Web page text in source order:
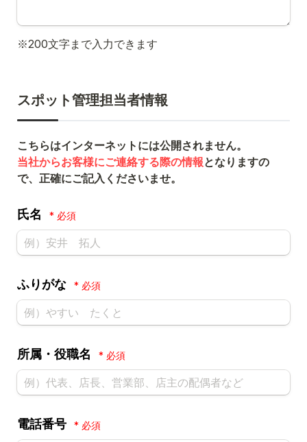
※200文字まで入力できます
スポット管理担当者情報
当社からお客様にご連絡する際の情報となりますの
で、正確にご記入くださいませ。
氏名 *
ふりがな *
所属・役職名 *
電話番号 *